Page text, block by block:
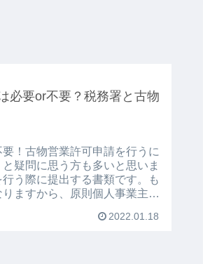
必要or不要？税務署と古物
！古物営業許可申請を行うに
疑問に思う方も多いと思いま
う際に提出する書類です。も
ますから、原則個人事業主の
2022.01.18